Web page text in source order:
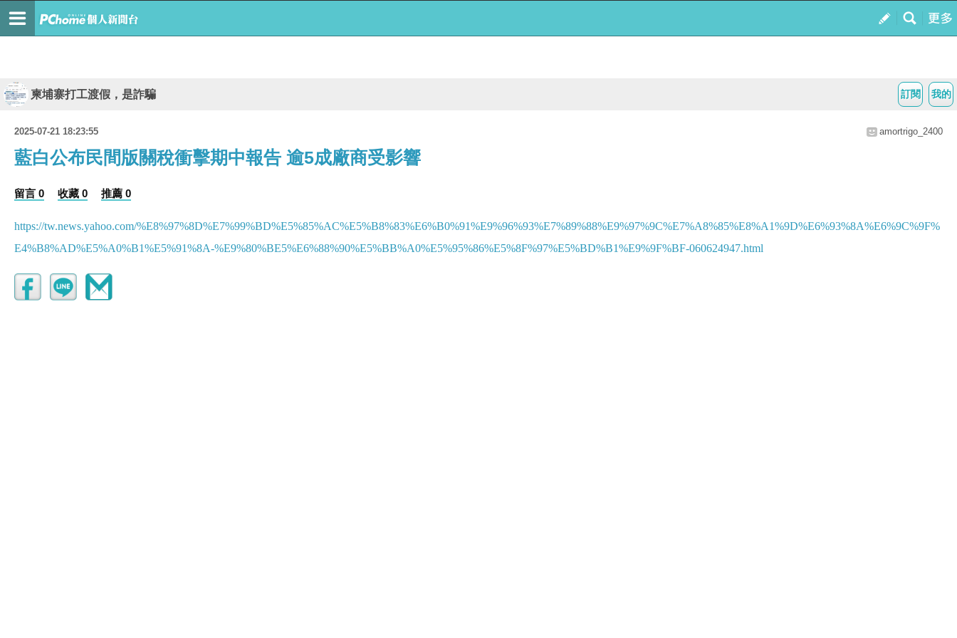
我的
訂閱
柬埔寨打工渡假，是詐騙
2025-07-21 18:23:55 amortrigo_2400
藍白公布民間版關稅衝擊期中報告 逾5成廠商受影響
留言 0 收藏 0 推薦 0
https://tw.news.yahoo.com/%E8%97%8D%E7%99%BD%E5%85%AC%E5%B8%83%E6%B0%91%E9%96%93%E7%89%88%E9%97%9C%E7%A8%85%E8%A1%9D%E6%93%8A%E6%9C%9F%
E4%B8%AD%E5%A0%B1%E5%91%8A-%E9%80%BE5%E6%88%90%E5%BB%A0%E5%95%86%E5%8F%97%E5%BD%B1%E9%9F%BF-060624947.html